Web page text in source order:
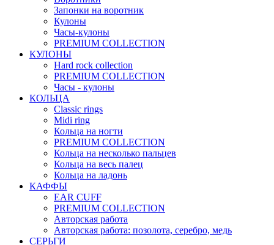
Запонки на воротник
Кулоны
Часы-кулоны
PREMIUM COLLECTION
КУЛОНЫ
Hard rock collection
PREMIUM COLLECTION
Часы - кулоны
КОЛЬЦА
Classic rings
Midi ring
Кольца на ногти
PREMIUM COLLECTION
Кольца на несколько пальцев
Кольца на весь палец
Кольца на ладонь
КАФФЫ
EAR CUFF
PREMIUM COLLECTION
Авторская работа
Авторская работа: позолота, серебро, медь
СЕРЬГИ